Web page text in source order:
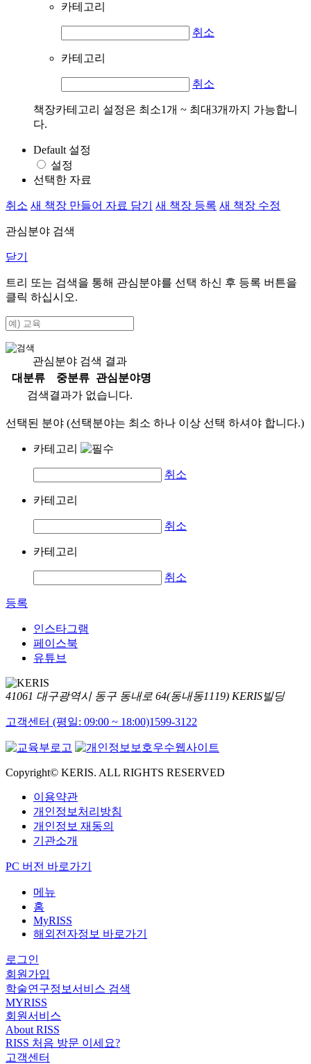
카테고리
취소
카테고리
취소
책장카테고리 설정은 최소1개 ~ 최대3개까지 가능합니
다.
Default 설정
설정
선택한 자료
취소 새 책장 만들어 자료 담기 새 책장 등록 새 책장 수정
관심분야 검색
닫기
트리 또는 검색을 통해 관심분야를 선택 하신 후 등록 버튼을
클릭 하십시오.
관심분야 검색 결과
대분류
중분류
관심분야명
검색결과가 없습니다.
선택된 분야 (선택분야는 최소 하나 이상 선택 하셔야 합니다.)
카테고리
취소
카테고리
취소
카테고리
취소
등록
인스타그램
페이스북
유튜브
41061 대구광역시 동구 동내로 64(동내동1119) KERIS빌딩
고객센터 (평일: 09:00 ~ 18:00)1599-3122
Copyright© KERIS. ALL RIGHTS RESERVED
이용약관
개인정보처리방침
개인정보 재동의
기관소개
PC 버전 바로가기
메뉴
홈
MyRISS
해외전자정보 바로가기
로그인
회원가입
학술연구정보서비스 검색
MYRISS
회원서비스
About RISS
RISS 처음 방문 이세요?
고객센터